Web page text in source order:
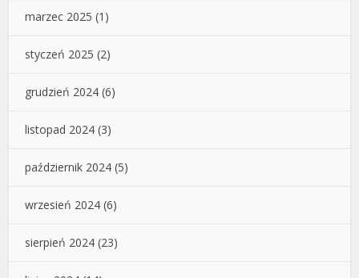
marzec 2025 (1)
styczeń 2025 (2)
grudzień 2024 (6)
listopad 2024 (3)
październik 2024 (5)
wrzesień 2024 (6)
sierpień 2024 (23)